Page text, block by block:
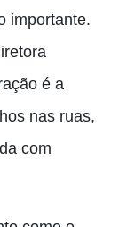
importante.
é a
nas ruas,
com